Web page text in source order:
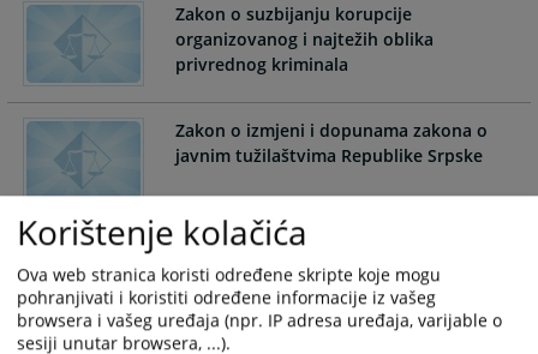
forward
to
with
the
calendar
and
select
a
date.
Press
the
question
forward
to
interact
the
calendar
select
a
date.
Press
the
question
Zakon o suzbijanju korupcije
organizovanog i najtežih oblika
privrednog kriminala
Zakon o izmjeni i dopunama zakona o
javnim tužilaštvima Republike Srpske
Zakon o javnim tužilaštvima Republike
Srpske
Korištenje kolačića
Ova web stranica koristi određene skripte koje mogu
pohranjivati i koristiti određene informacije iz vašeg
browsera i vašeg uređaja (npr. IP adresa uređaja, varijable o
sesiji unutar browsera, ...).